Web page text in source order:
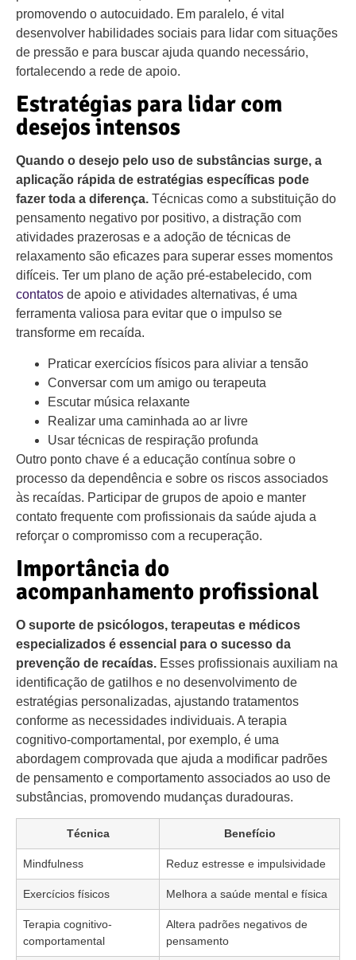
promovendo o autocuidado. Em paralelo, é vital
desenvolver habilidades sociais para lidar com situações
de pressão e para buscar ajuda quando necessário,
fortalecendo a rede de apoio.
Estratégias para lidar com
desejos intensos
Quando o desejo pelo uso de substâncias surge, a
aplicação rápida de estratégias específicas pode
fazer toda a diferença. Técnicas como a substituição do
pensamento negativo por positivo, a distração com
atividades prazerosas e a adoção de técnicas de
relaxamento são eficazes para superar esses momentos
difíceis. Ter um plano de ação pré-estabelecido, com
contatos de apoio e atividades alternativas, é uma
ferramenta valiosa para evitar que o impulso se
transforme em recaída.
Praticar exercícios físicos para aliviar a tensão
Conversar com um amigo ou terapeuta
Escutar música relaxante
Realizar uma caminhada ao ar livre
Usar técnicas de respiração profunda
Outro ponto chave é a educação contínua sobre o
processo da dependência e sobre os riscos associados
às recaídas. Participar de grupos de apoio e manter
contato frequente com profissionais da saúde ajuda a
reforçar o compromisso com a recuperação.
Importância do
acompanhamento profissional
O suporte de psicólogos, terapeutas e médicos
especializados é essencial para o sucesso da
prevenção de recaídas. Esses profissionais auxiliam na
identificação de gatilhos e no desenvolvimento de
estratégias personalizadas, ajustando tratamentos
conforme as necessidades individuais. A terapia
cognitivo-comportamental, por exemplo, é uma
abordagem comprovada que ajuda a modificar padrões
de pensamento e comportamento associados ao uso de
substâncias, promovendo mudanças duradouras.
Técnica Benefício
Mindfulness Reduz estresse e impulsividade
Exercícios físicos Melhora a saúde mental e física
Terapia cognitivo-
comportamental
Altera padrões negativos de
pensamento